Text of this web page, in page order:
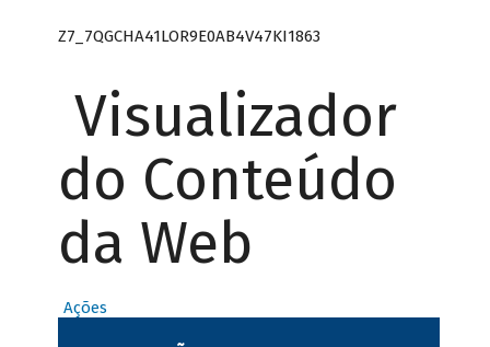
Z7_7QGCHA41LOR9E0AB4V47KI1863
Visualizador
do Conteúdo
da Web
Ações